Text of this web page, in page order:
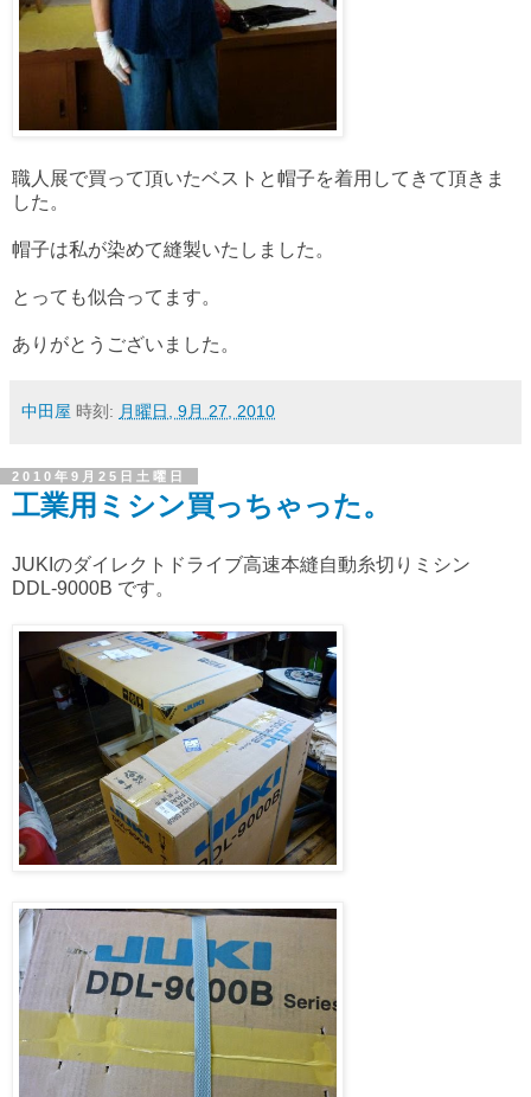
職人展で買って頂いたベストと帽子を着用してきて頂きま
した。
帽子は私が染めて縫製いたしました。
とっても似合ってます。
ありがとうございました。
中田屋 時刻: 月曜日, 9月 27, 2010
2010年9月25日土曜日
工業用ミシン買っちゃった。
JUKIのダイレクトドライブ高速本縫自動糸切りミシン
DDL-9000B です。